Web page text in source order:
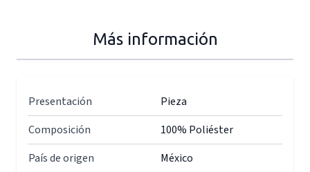
Más información
Presentación
Pieza
Composición
100% Poliéster
País de origen
México